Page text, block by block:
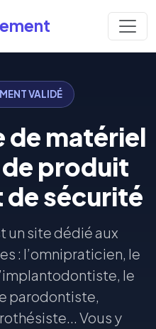
VALIDÉ
de matériel
produit
sécurité
un site dédié aux
: l’omnipraticien, le
le
parodontiste,
Vous y